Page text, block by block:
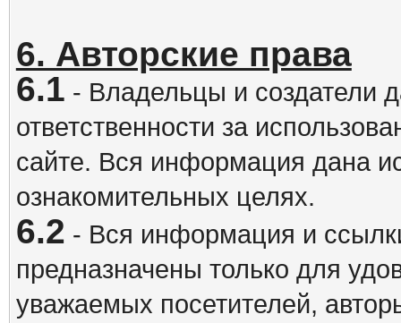
6. Авторские права
6.1 - Владельцы и создатели
ответственности за
сайте. Вся информация дана
ознакомительных целях.
6.2 - Вся информация и
предназначены только для
уважаемых посетителей,